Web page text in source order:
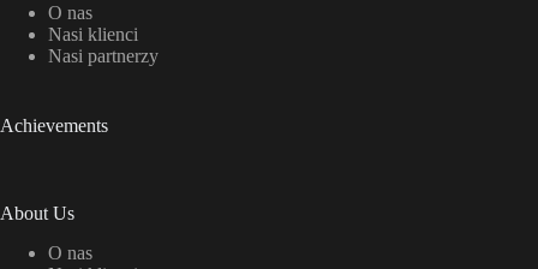
O nas
Nasi klienci
Nasi partnerzy
Achievements
About Us
O nas